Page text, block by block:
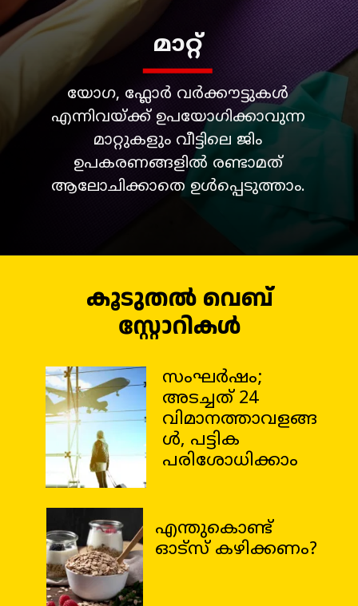
യോഗ, ഫ്ലോർ വർക്കൗട്ടുകൾ
എന്നിവയ്ക്ക് ഉപയോഗിക്കാവുന്ന
മാറ്റുകളും വീട്ടിലെ ജിം
ഉപകരണങ്ങളിൽ രണ്ടാമത്
ആലോചിക്കാതെ ഉൾപ്പെടുത്താം.
മാറ്റ്
കൂടുതൽ വെബ്
സ്റ്റോറികൾ
സംഘർഷം;
അടച്ചത് 24
വിമാനത്താവളങ്ങ
ൾ, പട്ടിക
പരിശോധിക്കാം
എന്തുകൊണ്ട്
ഓട്സ് കഴിക്കണം?